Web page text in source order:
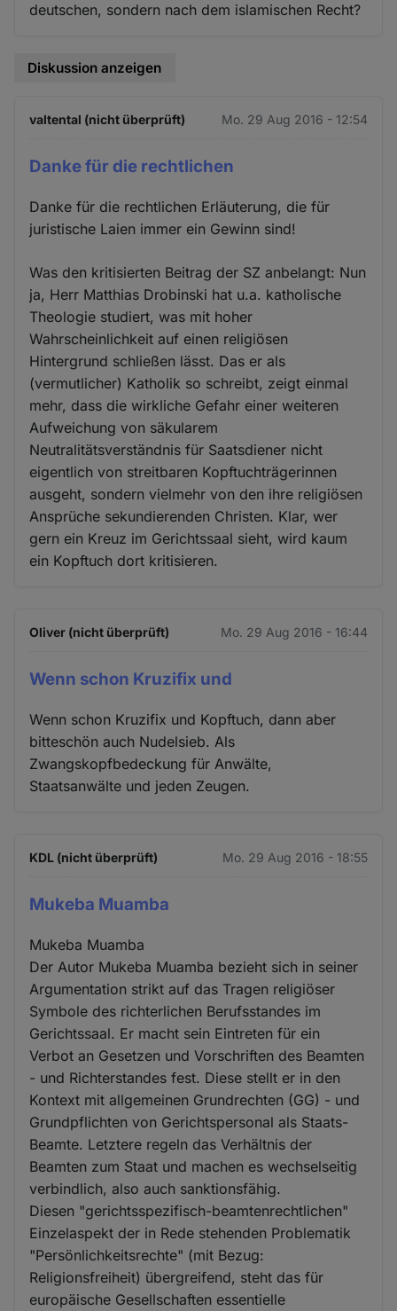
deutschen, sondern nach dem islamischen Recht?
Diskussion anzeigen
valtental (nicht überprüft) Mo. 29 Aug 2016 - 12:54
Danke für die rechtlichen
Danke für die rechtlichen Erläuterung, die für
juristische Laien immer ein Gewinn sind!
Was den kritisierten Beitrag der SZ anbelangt: Nun
ja, Herr Matthias Drobinski hat u.a. katholische
Theologie studiert, was mit hoher
Wahrscheinlichkeit auf einen religiösen
Hintergrund schließen lässt. Das er als
(vermutlicher) Katholik so schreibt, zeigt einmal
mehr, dass die wirkliche Gefahr einer weiteren
Aufweichung von säkularem
Neutralitätsverständnis für Saatsdiener nicht
eigentlich von streitbaren Kopftuchträgerinnen
ausgeht, sondern vielmehr von den ihre religiösen
Ansprüche sekundierenden Christen. Klar, wer
gern ein Kreuz im Gerichtssaal sieht, wird kaum
ein Kopftuch dort kritisieren.
Oliver (nicht überprüft) Mo. 29 Aug 2016 - 16:44
Wenn schon Kruzifix und
Wenn schon Kruzifix und Kopftuch, dann aber
bitteschön auch Nudelsieb. Als
Zwangskopfbedeckung für Anwälte,
Staatsanwälte und jeden Zeugen.
KDL (nicht überprüft) Mo. 29 Aug 2016 - 18:55
Mukeba Muamba
Mukeba Muamba
Der Autor Mukeba Muamba bezieht sich in seiner
Argumentation strikt auf das Tragen religiöser
Symbole des richterlichen Berufsstandes im
Gerichtssaal. Er macht sein Eintreten für ein
Verbot an Gesetzen und Vorschriften des Beamten
- und Richterstandes fest. Diese stellt er in den
Kontext mit allgemeinen Grundrechten (GG) - und
Grundpflichten von Gerichtspersonal als Staats-
Beamte. Letztere regeln das Verhältnis der
Beamten zum Staat und machen es wechselseitig
verbindlich, also auch sanktionsfähig.
Diesen "gerichtsspezifisch-beamtenrechtlichen"
Einzelaspekt der in Rede stehenden Problematik
"Persönlichkeitsrechte" (mit Bezug:
Religionsfreiheit) übergreifend, steht das für
europäische Gesellschaften essentielle